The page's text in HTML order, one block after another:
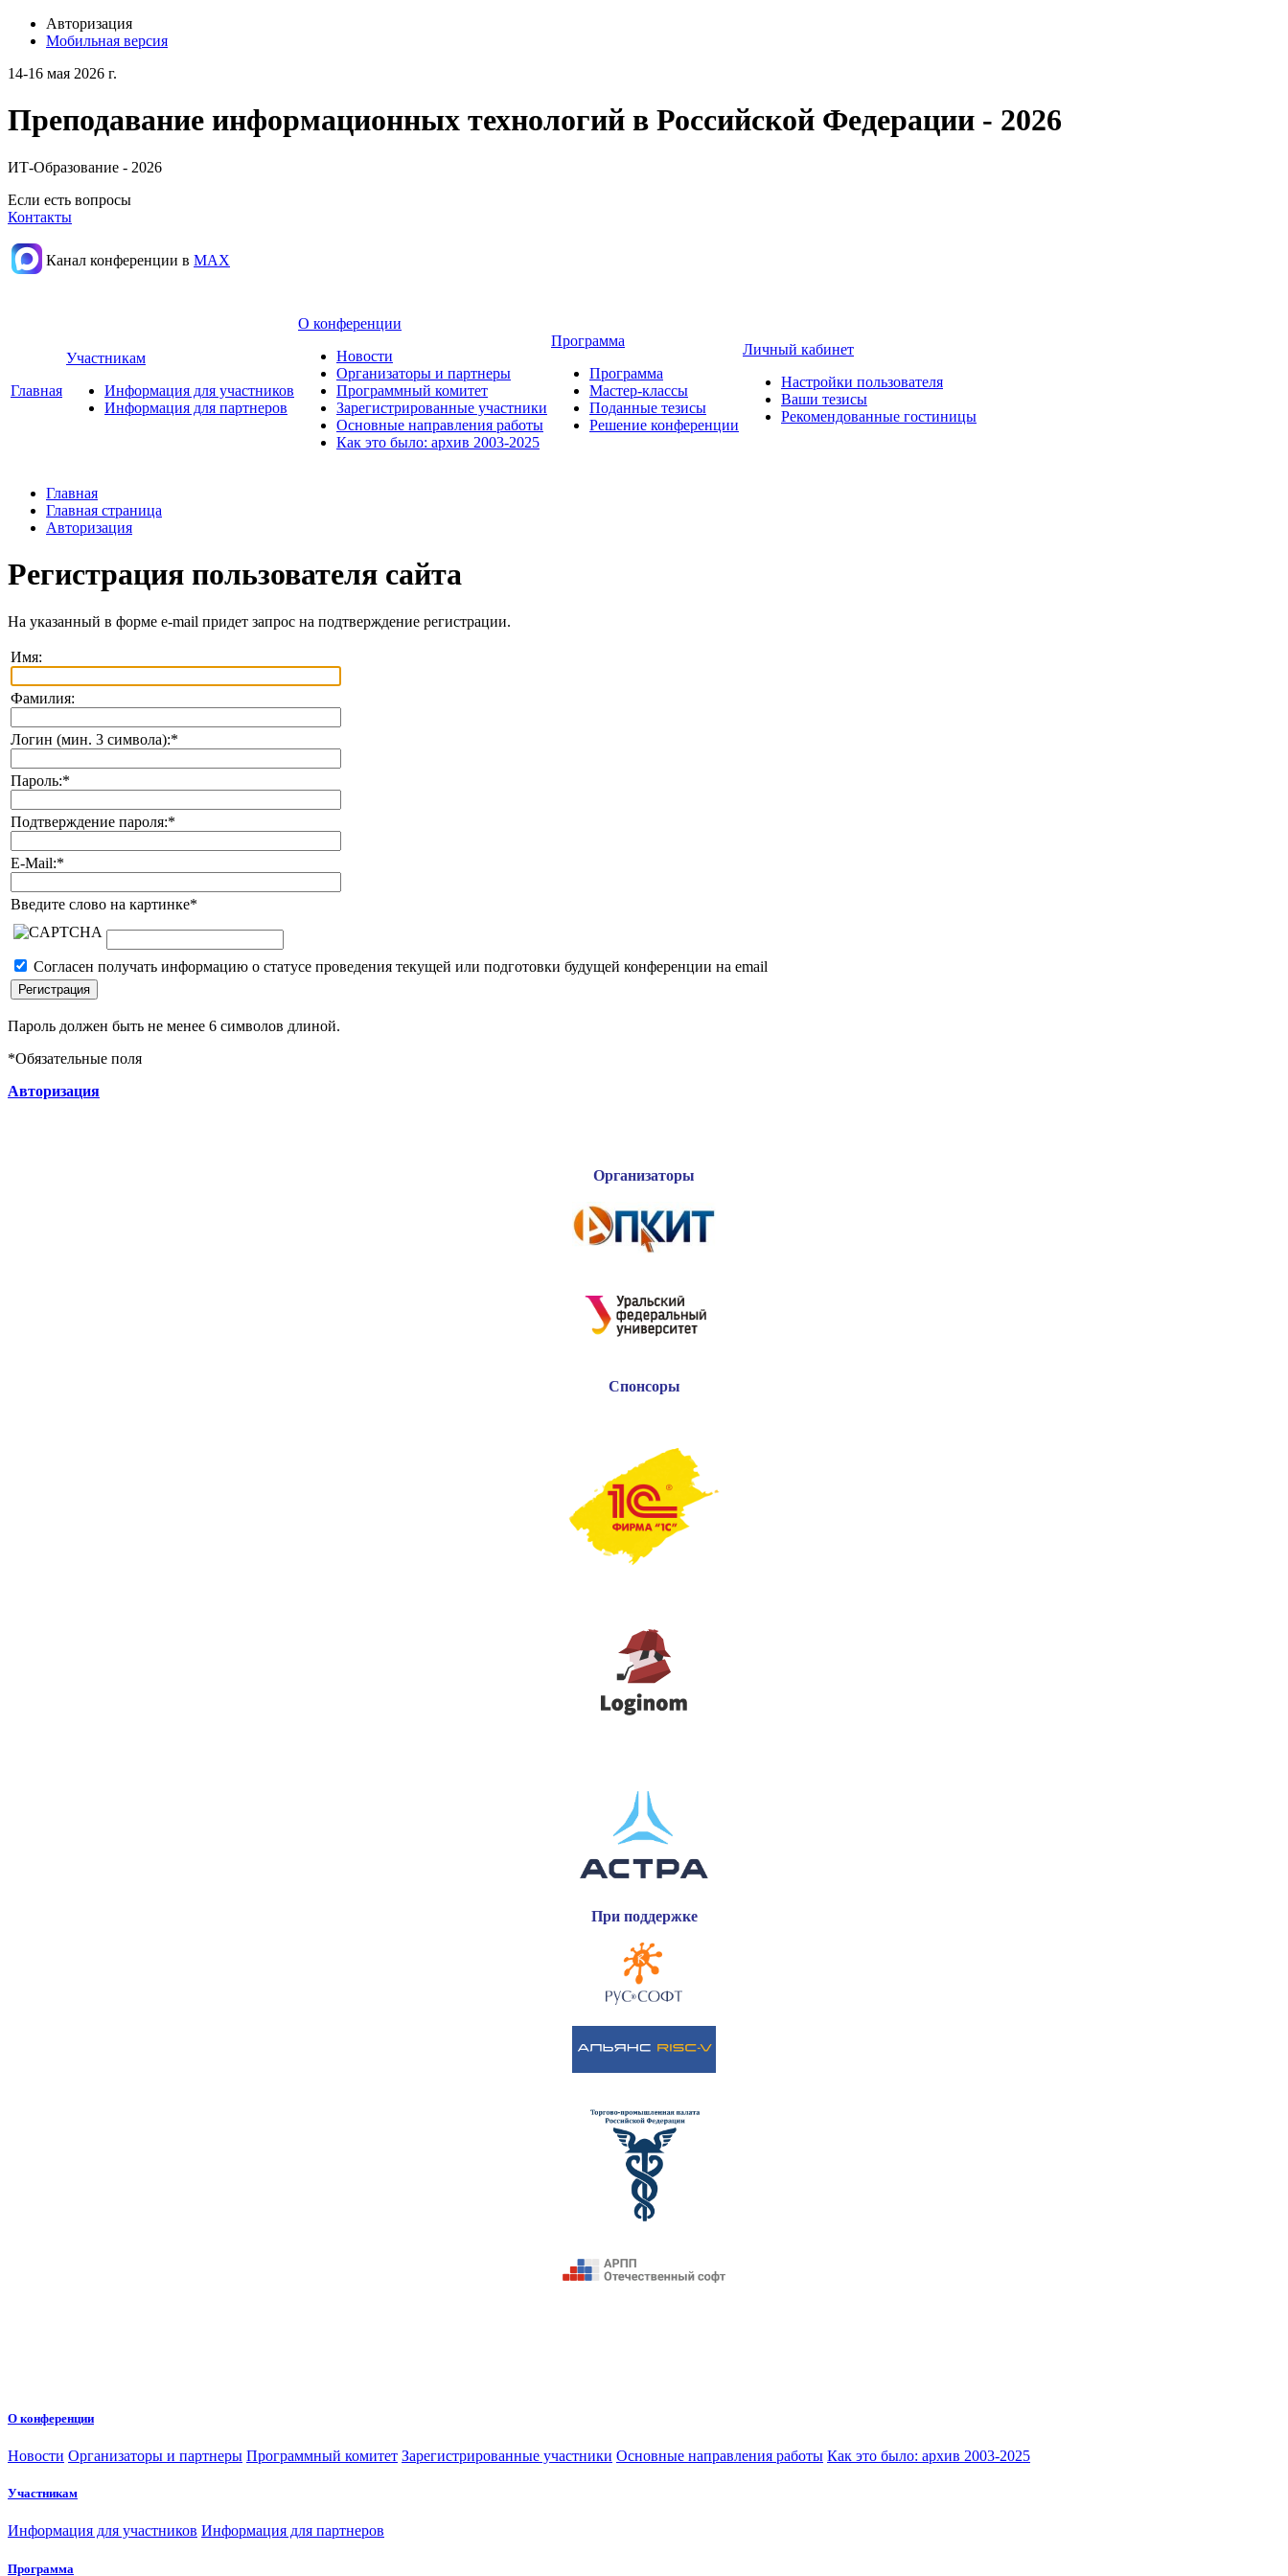
Авторизация
Мобильная версия
14-16 мая 2026 г.
Преподавание информационных технологий в Российской Федерации - 2026
ИТ-Образование - 2026
Если есть вопросы
Контакты
Канал конференции в МАХ
Главная
Участникам
Информация для участников
Информация для партнеров
О конференции
Новости
Организаторы и партнеры
Программный комитет
Зарегистрированные участники
Основные направления работы
Как это было: архив 2003-2025
Программа
Программа
Мастер-классы
Поданные тезисы
Решение конференции
Личный кабинет
Настройки пользователя
Ваши тезисы
Рекомендованные гостиницы
Главная
Главная страница
Авторизация
Регистрация пользователя сайта
На указанный в форме e-mail придет запрос на подтверждение регистрации.
Имя:
Фамилия:
Логин (мин. 3 символа):*
Пароль:*
Подтверждение пароля:*
E-Mail:*
Введите слово на картинке*
Согласен получать информацию о статусе проведения текущей или подготовки будущей конференции на email
Пароль должен быть не менее 6 символов длиной.
*Обязательные поля
Авторизация
Организаторы
Спонсоры
При поддержке
О конференции
Новости Организаторы и партнеры Программный комитет Зарегистрированные участники Основные направления работы Как это было: архив 2003-2025
Участникам
Информация для участников Информация для партнеров
Программа